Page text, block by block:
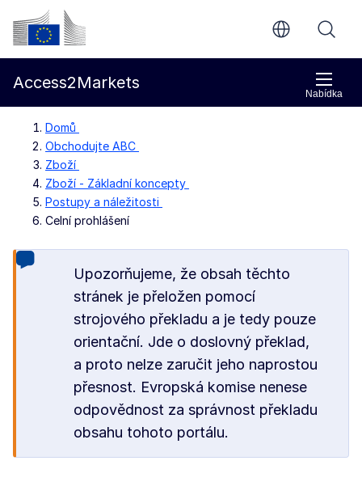
Přejít na hlavní obsah
Evropská komise
Nabídka
Access2Markets
Domů
Obchodujte ABC
Zboží
Zboží - Základní koncepty
Postupy a náležitosti
Celní prohlášení
Upozorňujeme, že obsah těchto
stránek je přeložen pomocí
strojového překladu a je tedy pouze
orientační. Jde o doslovný překlad,
a proto nelze zaručit jeho naprostou
přesnost. Evropská komise nenese
odpovědnost za správnost překladu
obsahu tohoto portálu.